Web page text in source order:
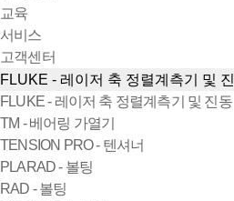
교육
서비스
고객센터
FLUKE - 레이저 축 정렬계측기 및
FLUKE - 레이저 축 정렬계측기 및 진동
TM - 베어링 가열기
TENSION PRO - 텐셔너
PLARAD - 볼팅
RAD - 볼팅